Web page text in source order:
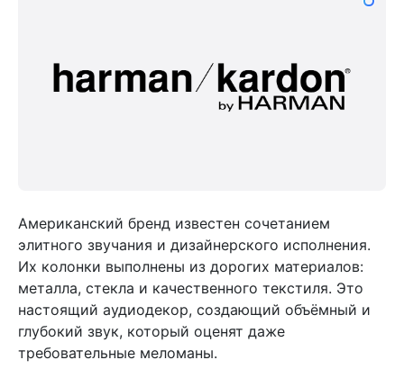
Американский бренд известен сочетанием
элитного звучания и дизайнерского исполнения.
Их колонки выполнены из дорогих материалов:
металла, стекла и качественного текстиля. Это
настоящий аудиодекор, создающий объёмный и
глубокий звук, который оценят даже
требовательные меломаны.